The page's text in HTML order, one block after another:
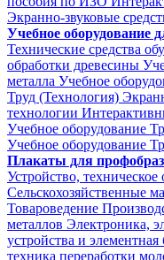
Экранно-звуковые
Учебное оборудование
Технические средства
обработки древесины
металла Учебное
Труд (Технология)
технологии
Учебное оборудование
Учебное оборудование
Плакаты для
Устройство,
Сельскохозяйственные
Товароведение
металлов Электроника,
устройства и элементная
техника переработки